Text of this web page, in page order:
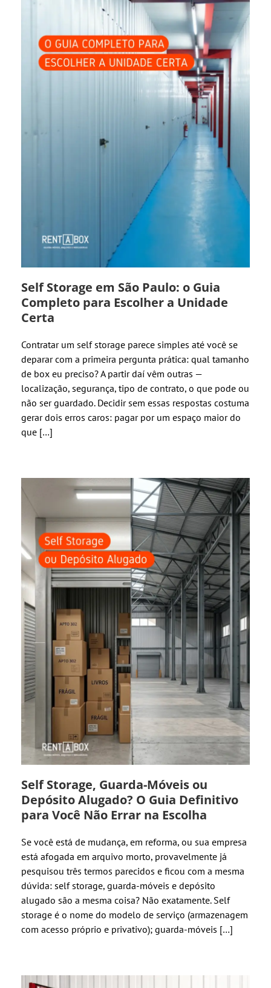
Self Storage em São Paulo: o Guia
Completo para Escolher a Unidade
Certa
Contratar um self storage parece simples até você se
deparar com a primeira pergunta prática: qual tamanho
de box eu preciso? A partir daí vêm outras —
localização, segurança, tipo de contrato, o que pode ou
não ser guardado. Decidir sem essas respostas costuma
gerar dois erros caros: pagar por um espaço maior do
que […]
Self Storage, Guarda-Móveis ou
Depósito Alugado? O Guia Definitivo
para Você Não Errar na Escolha
Se você está de mudança, em reforma, ou sua empresa
está afogada em arquivo morto, provavelmente já
pesquisou três termos parecidos e ficou com a mesma
dúvida: self storage, guarda-móveis e depósito
alugado são a mesma coisa? Não exatamente. Self
storage é o nome do modelo de serviço (armazenagem
com acesso próprio e privativo); guarda-móveis […]